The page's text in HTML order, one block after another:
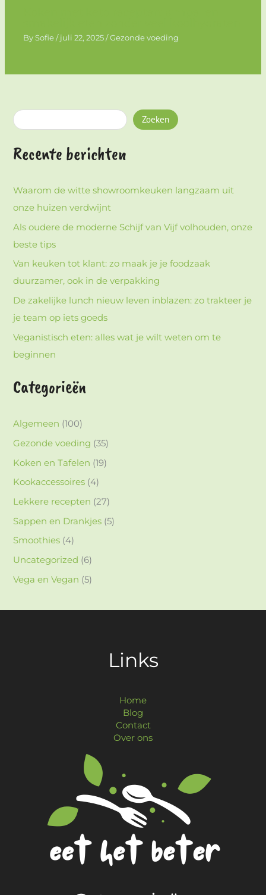
BySofie/ juli 22, 2025/Gezonde voeding
Zoeken
Recente berichten
Waarom de witte showroomkeuken langzaam uit
onze huizen verdwijnt
Als oudere de moderne Schijf van Vijf volhouden, onze
beste tips
Van keuken tot klant: zo maak je je foodzaak
duurzamer, ook in de verpakking
De zakelijke lunch nieuw leven inblazen: zo trakteer je
je team op iets goeds
Veganistisch eten: alles wat je wilt weten om te
beginnen
Categorieën
Algemeen (100)
Gezonde voeding (35)
Koken en Tafelen (19)
Kookaccessoires (4)
Lekkere recepten (27)
Sappen en Drankjes (5)
Smoothies (4)
Uncategorized (6)
Vega en Vegan (5)
Links
Home
Blog
Contact
Over ons